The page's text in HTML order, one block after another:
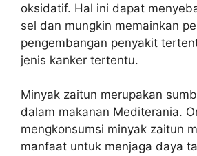
oksidatif. Hal ini dapat
sel dan mungkin memainkan
pengembangan penyakit
jenis kanker tertentu.
Minyak zaitun merupakan
dalam makanan Mediterania.
mengkonsumsi minyak zaitun
manfaat untuk menjaga daya